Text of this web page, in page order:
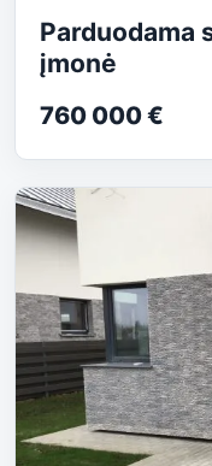
Parduodama
įmonė
760 000 €